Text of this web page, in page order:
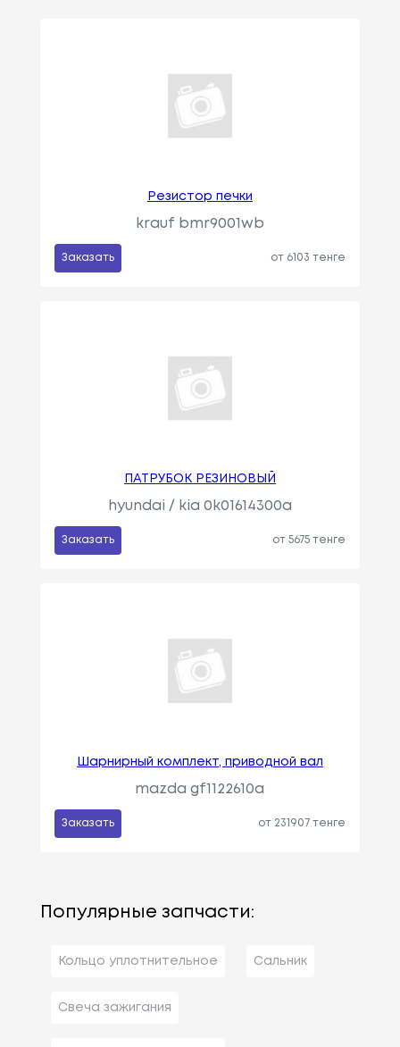
Резистор печки
krauf bmr9001wb
Заказать от 6103 тенге
ПАТРУБОК РЕЗИНОВЫЙ
hyundai / kia 0k01614300a
Заказать от 5675 тенге
Шарнирный комплект, приводной вал
mazda gf1122610a
Заказать от 231907 тенге
Популярные запчасти:
Кольцо уплотнительное Сальник
Свеча зажигания